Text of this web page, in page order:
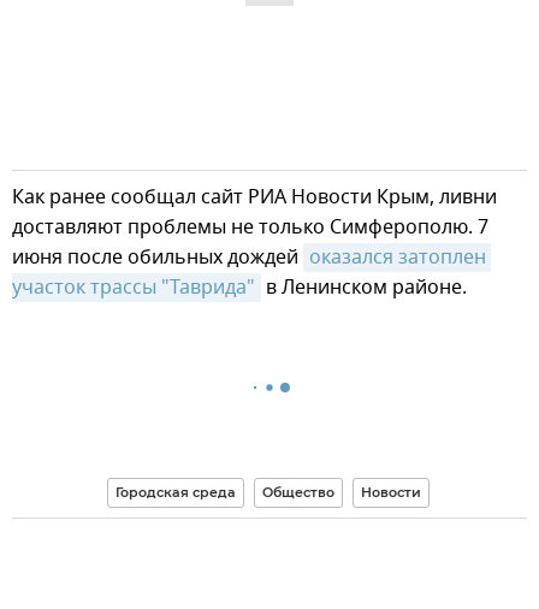
Как ранее сообщал сайт РИА Новости Крым, ливни
доставляют проблемы не только Симферополю. 7
июня после обильных дождей оказался затоплен
участок трассы "Таврида" в Ленинском районе.
Городская среда Общество Новости